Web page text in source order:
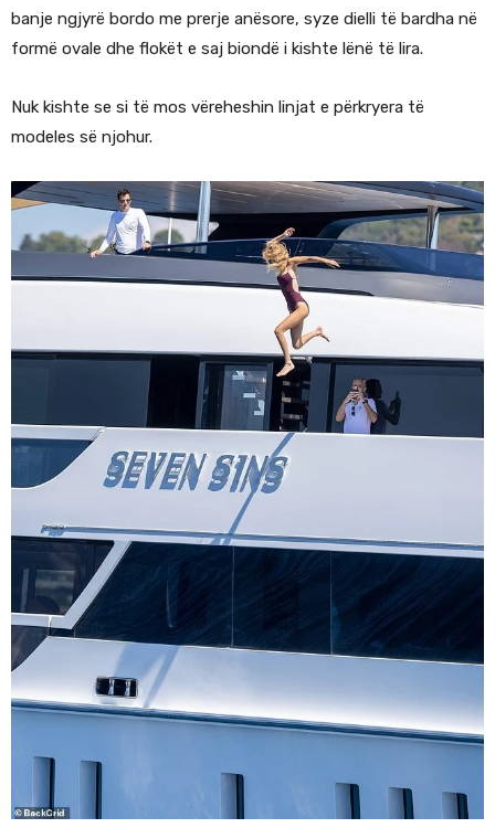
banje ngjyrë bordo me prerje anësore, syze dielli të bardha në
formë ovale dhe flokët e saj biondë i kishte lënë të lira.
Nuk kishte se si të mos vëreheshin linjat e përkryera të
modeles së njohur.